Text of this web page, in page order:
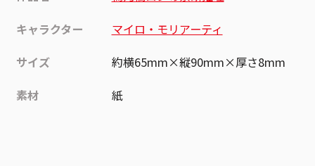
キャラクター
マイロ・モリアーティ
サイズ
約横65mm×縦90mm×厚さ8mm
素材
紙